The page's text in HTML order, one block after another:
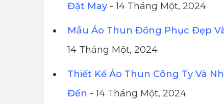
Đặt May - 14 Tháng Một, 2024
Mẫu Áo Thun Đồng Phục Đẹp
14 Tháng Một, 2024
Thiết Kế Áo Thun Công Ty Và
Đến - 14 Tháng Một, 2024